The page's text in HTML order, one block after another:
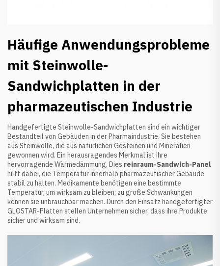
Häufige Anwendungsprobleme
mit Steinwolle-
Sandwichplatten in der
pharmazeutischen Industrie
Handgefertigte Steinwolle-Sandwichplatten sind ein wichtiger
Bestandteil von Gebäuden in der Pharmaindustrie. Sie bestehen
aus Steinwolle, die aus natürlichen Gesteinen und Mineralien
gewonnen wird. Ein herausragendes Merkmal ist ihre
hervorragende Wärmedämmung. Dies reinraum-Sandwich-Panel
hilft dabei, die Temperatur innerhalb pharmazeutischer Gebäude
stabil zu halten. Medikamente benötigen eine bestimmte
Temperatur, um wirksam zu bleiben; zu große Schwankungen
können sie unbrauchbar machen. Durch den Einsatz handgefertigter
GLOSTAR-Platten stellen Unternehmen sicher, dass ihre Produkte
sicher und wirksam sind.